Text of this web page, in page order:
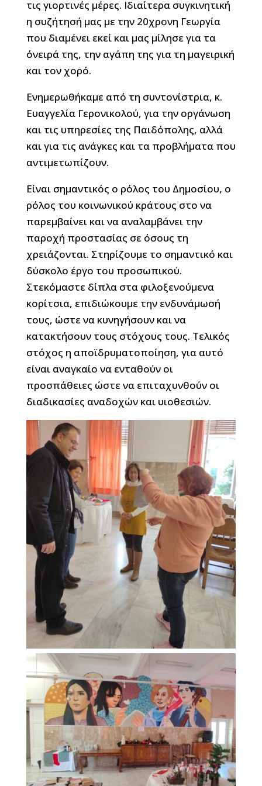
τις γιορτινές μέρες. Ιδιαίτερα συγκινητική
η συζήτησή μας με την 20χρονη Γεωργία
που διαμένει εκεί και μας μίλησε για τα
όνειρά της, την αγάπη της για τη μαγειρική
και τον χορό.
Ενημερωθήκαμε από τη συντονίστρια, κ.
Ευαγγελία Γερονικολού, για την οργάνωση
και τις υπηρεσίες της Παιδόπολης, αλλά
και για τις ανάγκες και τα προβλήματα που
αντιμετωπίζουν.
Είναι σημαντικός ο ρόλος του Δημοσίου, ο
ρόλος του κοινωνικού κράτους στο να
παρεμβαίνει και να αναλαμβάνει την
παροχή προστασίας σε όσους τη
χρειάζονται. Στηρίζουμε το σημαντικό και
δύσκολο έργο του προσωπικού.
Στεκόμαστε δίπλα στα φιλοξενούμενα
κορίτσια, επιδιώκουμε την ενδυνάμωσή
τους, ώστε να κυνηγήσουν και να
κατακτήσουν τους στόχους τους. Τελικός
στόχος η αποϊδρυματοποίηση, για αυτό
είναι αναγκαίο να ενταθούν οι
προσπάθειες ώστε να επιταχυνθούν οι
διαδικασίες αναδοχών και υιοθεσιών.